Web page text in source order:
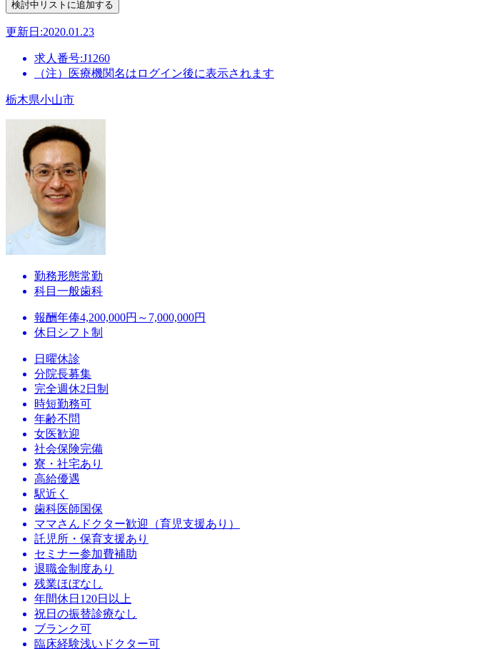
更新日:2020.01.23
求人番号:J1260
（注）医療機関名はログイン後に表示されます
栃木県小山市
勤務形態常勤
科目 一般歯科
報酬年俸4,200,000円～7,000,000円
休日 シフト制
日曜休診
分院長募集
完全週休2日制
時短勤務可
年齢不問
女医歓迎
社会保険完備
寮・社宅あり
高給優遇
駅近く
歯科医師国保
ママさんドクター歓迎（育児支援あり）
託児所・保育支援あり
セミナー参加費補助
退職金制度あり
残業ほぼなし
年間休日120日以上
祝日の振替診療なし
ブランク可
臨床経験浅いドクター可